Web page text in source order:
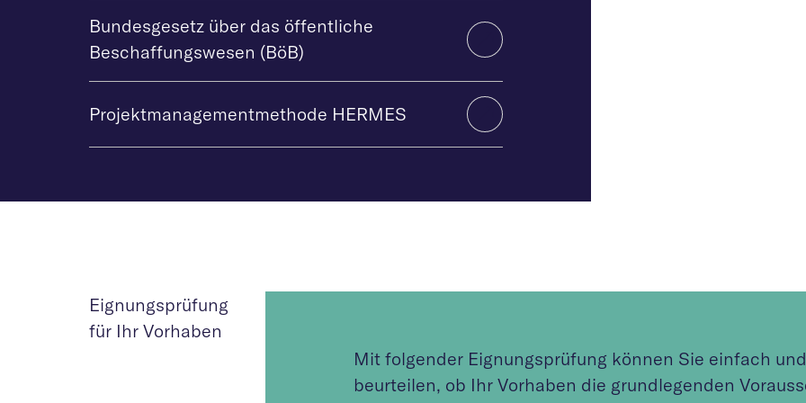
Bundesgesetz über das öffentliche
Beschaffungswesen (BöB)
Projektmanagementmethode HERMES
Eignungsprüfung
für Ihr Vorhaben
Mit folgender Eignungsprüfung können Sie einfach
beurteilen, ob Ihr Vorhaben die grundlegenden